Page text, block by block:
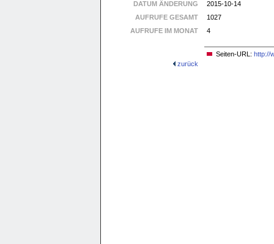
DATUM ÄNDERUNG
2015-10-14
AUFRUFE GESAMT
1027
AUFRUFE IM MONAT
4
Seiten-URL: http://
zurück